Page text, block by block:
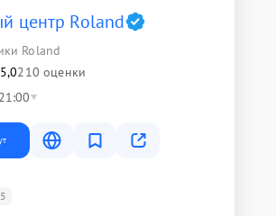
центр Roland
Roland
5,0210 оценки